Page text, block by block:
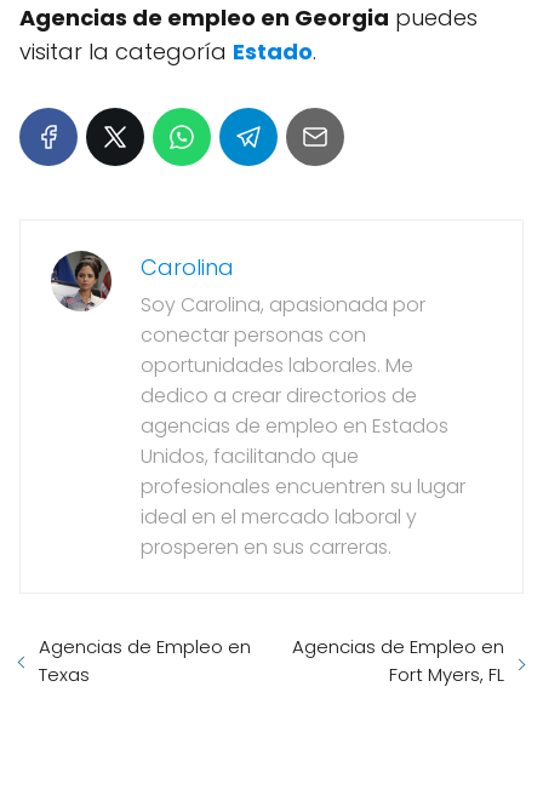
Agencias de empleo en Georgia puedes
visitar la categoría Estado.
Carolina
Soy Carolina, apasionada por
conectar personas con
oportunidades laborales. Me
dedico a crear directorios de
agencias de empleo en Estados
Unidos, facilitando que
profesionales encuentren su lugar
ideal en el mercado laboral y
prosperen en sus carreras.
Agencias de Empleo en
Texas
Agencias de Empleo en
Fort Myers, FL